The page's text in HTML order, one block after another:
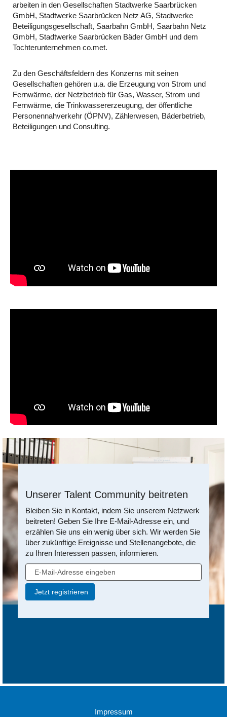
arbeiten in den Gesellschaften Stadtwerke Saarbrücken
GmbH, Stadtwerke Saarbrücken Netz AG, Stadtwerke
Beteiligungsgesellschaft, Saarbahn GmbH, Saarbahn Netz
GmbH, Stadtwerke Saarbrücken Bäder GmbH und dem
Tochterunternehmen co.met.
Zu den Geschäftsfeldern des Konzerns mit seinen
Gesellschaften gehören u.a. die Erzeugung von Strom und
Fernwärme, der Netzbetrieb für Gas, Wasser, Strom und
Fernwärme, die Trinkwassererzeugung, der öffentliche
Personennahverkehr (ÖPNV), Zählerwesen, Bäderbetrieb,
Beteiligungen und Consulting.
Unserer Talent Community beitreten
Bleiben Sie in Kontakt, indem Sie unserem Netzwerk
beitreten! Geben Sie Ihre E-Mail-Adresse ein, und
erzählen Sie uns ein wenig über sich. Wir werden Sie
über zukünftige Ereignisse und Stellenangebote, die
zu Ihren Interessen passen, informieren.
Impressum